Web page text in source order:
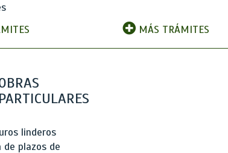
MÁS TRÁMITES
PARTICULARES
linderos
de plazos de